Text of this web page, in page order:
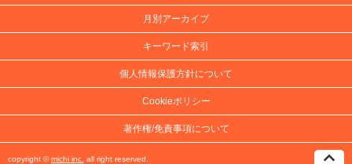
月別アーカイブ
キーワード索引
個人情報保護方針について
Cookieポリシー
著作権/免責事項について
copyright ©michi inc. all right reserved.